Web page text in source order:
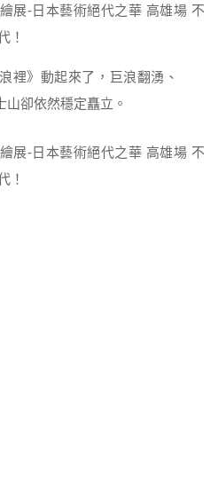
裡》動起來了，巨浪翻湧、
卻依然穩定矗立。